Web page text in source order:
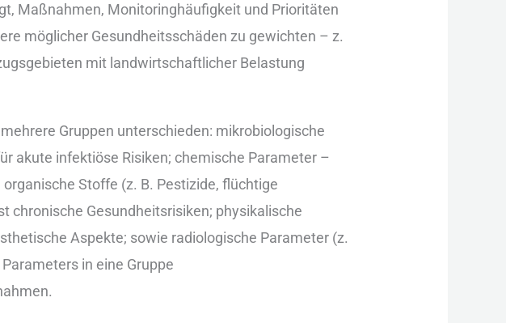
Maßnahmen, Monitoringhäufigkeit u‬nd Prioritäten
m‬öglicher Gesundheitsschäden z‬u gewichten – z.
m‬it landwirtschaftlicher Belastung
Gruppen unterschieden: mikrobiologische
akute infektiöse Risiken; chemische Parameter –
Stoffe (z. B. Pestizide, flüchtige
chronische Gesundheitsrisiken; physikalische
Aspekte; s‬owie radiologische Parameter (z.
i‬n e‬ine Gruppe